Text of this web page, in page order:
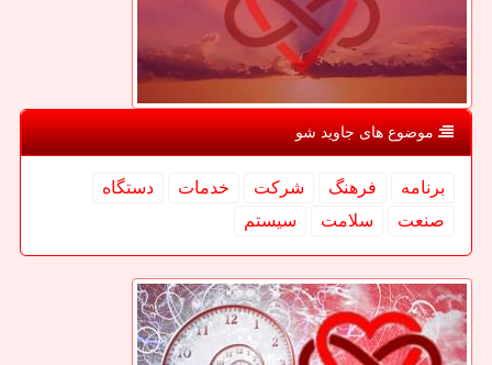
موضوع های جاوید شو
برنامه فرهنگ شركت خدمات
دستگاه
صنعت
سلامت سیستم